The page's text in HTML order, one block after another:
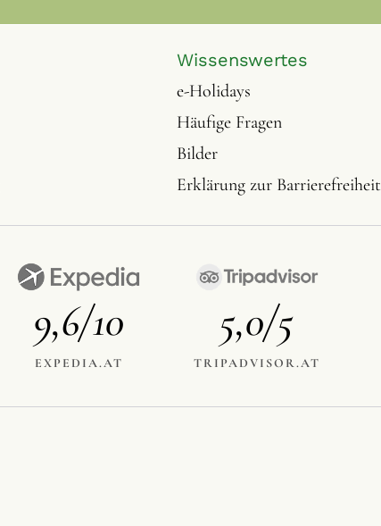
Wissenswertes
e-Holidays
Häufige Fragen
Bilder
Erklärung zur Barrierefreiheit
9,6/10
EXPEDIA.AT
5,0/5
TRIPADVISOR.AT